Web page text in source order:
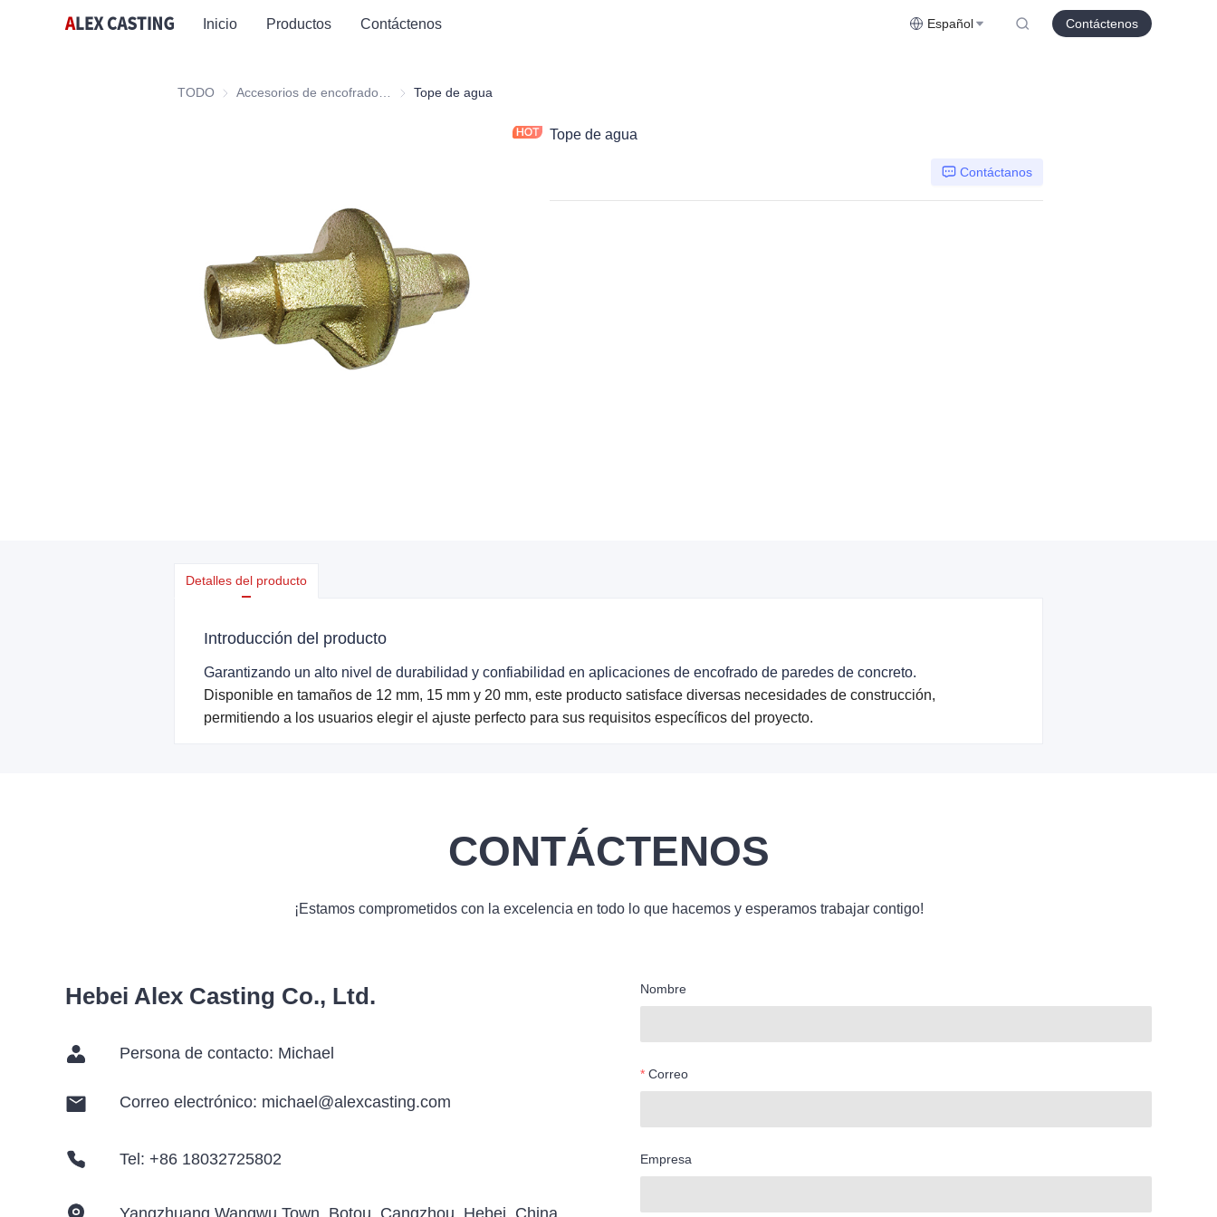
Inicio Productos Contáctenos Español Contáctenos
TODO Accesorios de encofrado y andamiaje
Tope de agua
Tope de agua
Contáctanos
Detalles del producto
Introducción del producto
Garantizando un alto nivel de durabilidad y confiabilidad en aplicaciones de encofrado de paredes de concreto.
Disponible en tamaños de 12 mm, 15 mm y 20 mm, este producto satisface diversas necesidades de construcción,
permitiendo a los usuarios elegir el ajuste perfecto para sus requisitos específicos del proyecto.
CONTÁCTENOS
¡Estamos comprometidos con la excelencia en todo lo que hacemos y esperamos trabajar contigo!
Nombre
Correo
Empresa
Hebei Alex Casting Co., Ltd.
Persona de contacto: Michael
Correo electrónico: michael@alexcasting.com
Tel: +86 18032725802
Yangzhuang Wangwu Town, Botou, Cangzhou, Hebei, China